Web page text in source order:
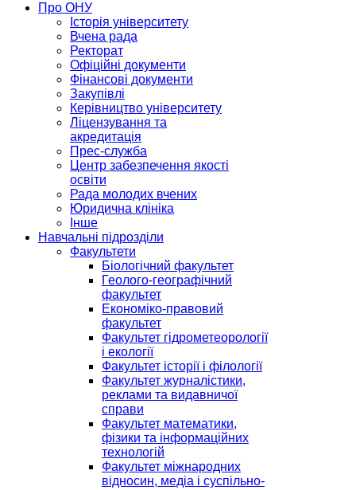
Про ОНУ
Історія університету
Вчена рада
Ректорат
Офіційні документи
Фінансові документи
Закупівлі
Керівництво університету
Ліцензування та
акредитація
Прес-служба
Центр забезпечення якості
освіти
Рада молодих вчених
Юридична клініка
Інше
Навчальні підрозділи
Факультети
Біологічний факультет
Геолого-географічний
факультет
Економіко-правовий
факультет
Факультет гідрометеорології
і екології
Факультет історії і філології
Факультет журналістики,
реклами та видавничої
справи
Факультет математики,
фізики та інформаційних
технологій
Факультет міжнародних
відносин, медіа і суспільно-